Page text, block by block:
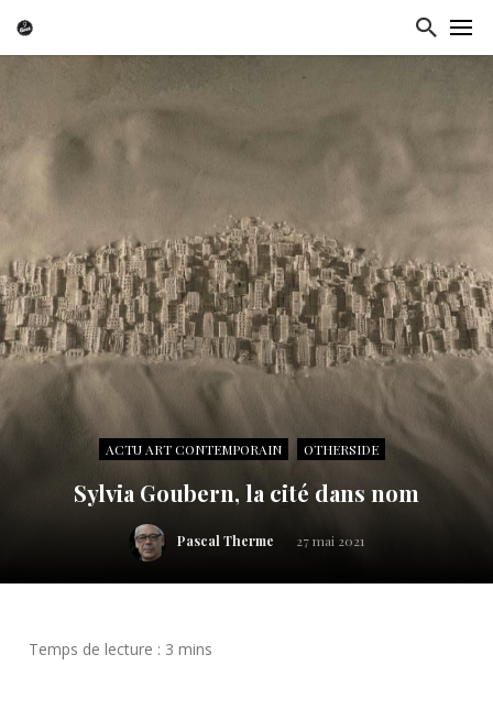
ACTU ART CONTEMPORAIN OTHERSIDE
Sylvia Goubern, la cité dans nom
Pascal Therme 27 mai 2021